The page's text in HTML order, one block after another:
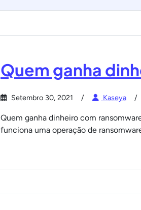
Quem ganha
Setembro 30, 2021 Kaseya
Quem ganha dinheiro com
funciona uma operação de